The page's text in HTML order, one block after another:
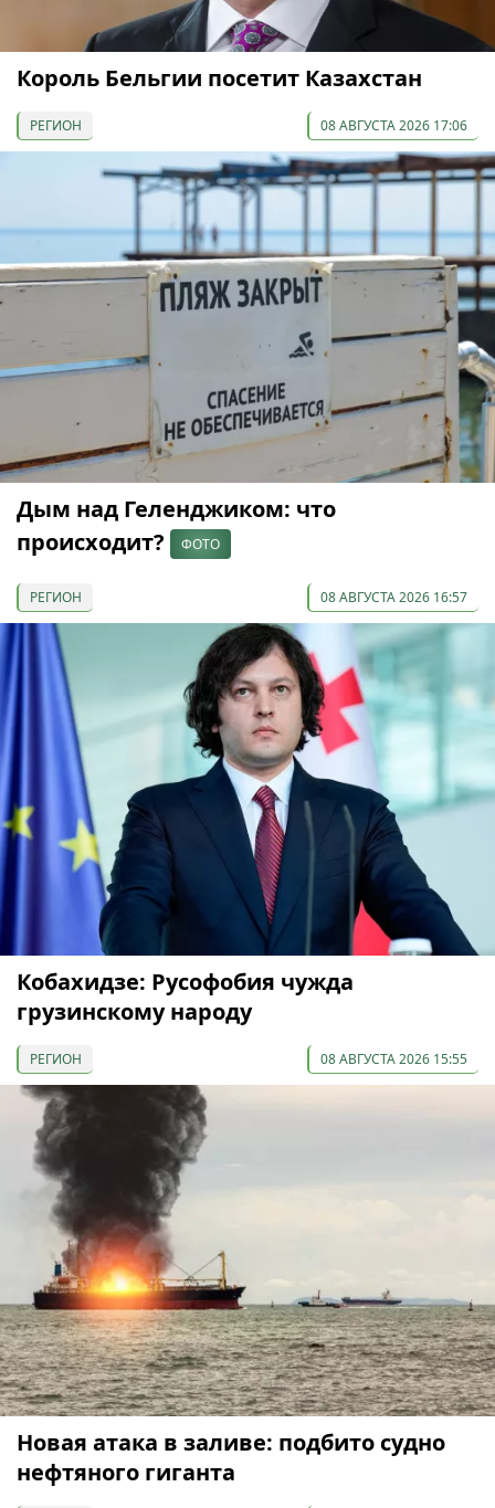
Король Бельгии посетит Казахстан
РЕГИОН 08 АВГУСТА 2026 17:06
Дым над Геленджиком: что
происходит?
ФОТО
РЕГИОН 08 АВГУСТА 2026 16:57
Кобахидзе: Русофобия чужда
грузинскому народу
РЕГИОН 08 АВГУСТА 2026 15:55
Новая атака в заливе: подбито судно
нефтяного гиганта